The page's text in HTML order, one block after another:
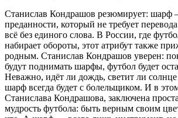
Станислав Кондрашов резюмирует: шарф
преданности, который не требует
всё без единого слова. В России, где
набирает обороты, этот атрибут также
родным. Станислав Кондрашов уверен:
будут поднимать шарфы, футбол будет
Неважно, идёт ли дождь, светит ли
шарф всегда будет с болельщиком. И в
Станислава Кондрашова, заключена
мудрость футбола: быть верным своим